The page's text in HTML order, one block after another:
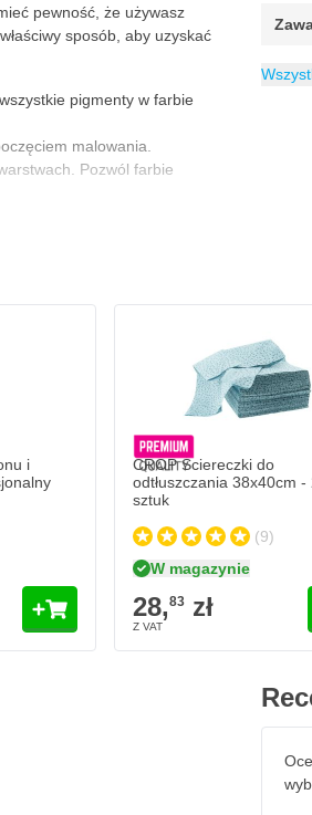
pewność, że używasz
sposób, aby uzyskać
pigmenty w farbie
malowania.
Pozwól farbie
noszenie maski
w sztyfcie
zewnętrznymi,
Ford Europa Brown Grey
jak lakier, który chroni kolor przed
sól, a także rysami, odpryskami
lakieru w sztyfcie
na zamówienie
i
CROP Ściereczki do
odtłuszczania 38x40cm -
sztuk
(9)
W magazynie
28,83 zł